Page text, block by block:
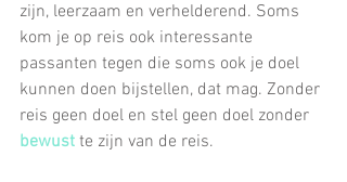
zijn, leerzaam en verhelderend. Soms
kom je op reis ook interessante
passanten tegen die soms ook je doel
kunnen doen bijstellen, dat mag. Zonder
reis geen doel en stel geen doel zonder
bewust te zijn van de reis.